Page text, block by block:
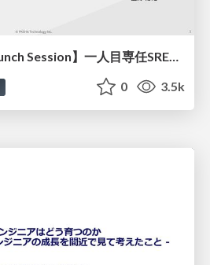
【SRE NEXT 2026 Lunch Session】一人目専任SREの立ち上げを加速する ― AIと進めたオンボーディングで2分を0.04秒にした話
0 3.5k